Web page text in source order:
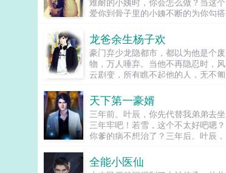
爱你到骨子里的小姨不断的为你勾搭
莉，到御姐，到少妇，小姨的命令统
统拿下...
龙爸余生杨子欢
豪门弃少龙隐都市，都以为他是个废
物，万人唾弃。当他不再隐忍时，风
云剧变，所有瞧不起他的人，无不匍
天下第一豪婿
三年前。叶辰，你先代替我弟弟去坐
三年牢吧！若雪，这个不太好吧嗯？
你爹的病不想治了？三年后。叶辰，
头看了一眼脚下的女人，淡淡地吐出
一个烟圈若雪，你是个好人，但是，
全能小医仙